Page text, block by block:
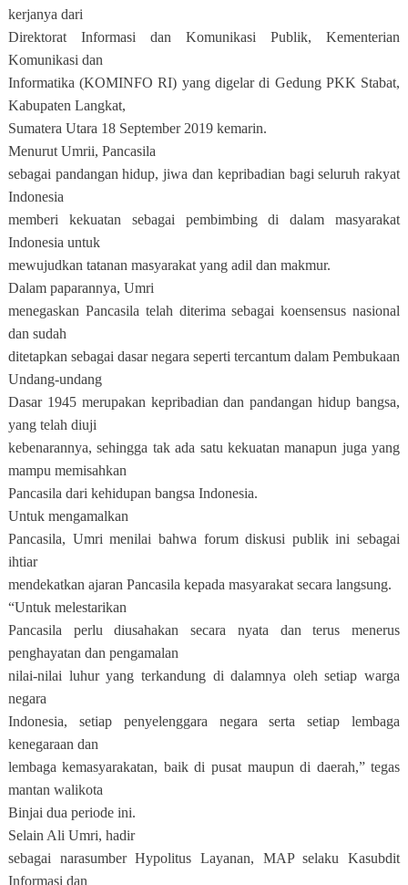
kerjanya dari
Direktorat Informasi dan Komunikasi Publik, Kementerian
Komunikasi dan
Informatika (KOMINFO RI) yang digelar di Gedung PKK Stabat,
Kabupaten Langkat,
Sumatera Utara 18 September 2019 kemarin.
Menurut Umrii, Pancasila
sebagai pandangan hidup, jiwa dan kepribadian bagi seluruh rakyat
Indonesia
memberi kekuatan sebagai pembimbing di dalam masyarakat
Indonesia untuk
mewujudkan tatanan masyarakat yang adil dan makmur.
Dalam paparannya, Umri
menegaskan Pancasila telah diterima sebagai koensensus nasional
dan sudah
ditetapkan sebagai dasar negara seperti tercantum dalam Pembukaan
Undang-undang
Dasar 1945 merupakan kepribadian dan pandangan hidup bangsa,
yang telah diuji
kebenarannya, sehingga tak ada satu kekuatan manapun juga yang
mampu memisahkan
Pancasila dari kehidupan bangsa Indonesia.
Untuk mengamalkan
Pancasila, Umri menilai bahwa forum diskusi publik ini sebagai
ihtiar
mendekatkan ajaran Pancasila kepada masyarakat secara langsung.
“Untuk melestarikan
Pancasila perlu diusahakan secara nyata dan terus menerus
penghayatan dan pengamalan
nilai-nilai luhur yang terkandung di dalamnya oleh setiap warga
negara
Indonesia, setiap penyelenggara negara serta setiap lembaga
kenegaraan dan
lembaga kemasyarakatan, baik di pusat maupun di daerah,” tegas
mantan walikota
Binjai dua periode ini.
Selain Ali Umri, hadir
sebagai narasumber Hypolitus Layanan, MAP selaku Kasubdit
Informasi dan